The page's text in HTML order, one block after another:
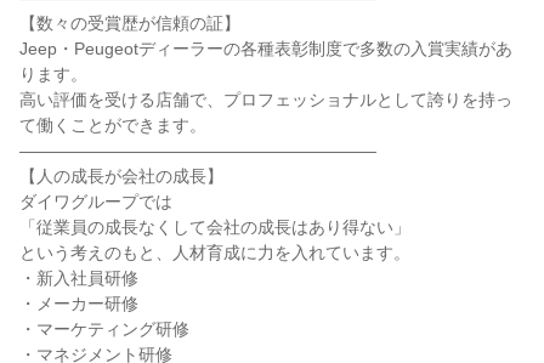
【数々の受賞歴が信頼の証】
Jeep・Peugeotディーラーの各種表彰制度で多数の入賞実績があ
ります。
高い評価を受ける店舗で、プロフェッショナルとして誇りを持っ
て働くことができます。
―――――――――――――――――――――
【人の成長が会社の成長】
ダイワグループでは
「従業員の成長なくして会社の成長はあり得ない」
という考えのもと、人材育成に力を入れています。
・新入社員研修
・メーカー研修
・マーケティング研修
・マネジメント研修